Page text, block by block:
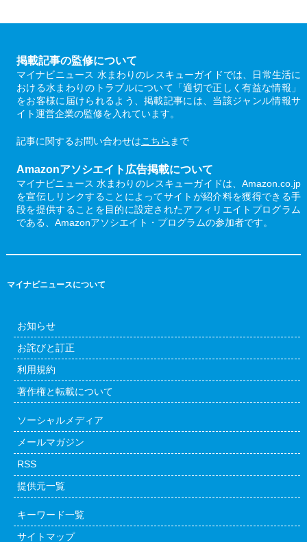
掲載記事の監修について
マイナビニュース 水まわりのレスキューガイドでは、日常生活に
おける水まわりのトラブルについて「適切で正しく有益な情報」
をお客様に届けられるよう、掲載記事には、当該ジャンル情報サ
イト運営企業の監修を入れています。
記事に関するお問い合わせはこちら まで
Amazonアソシエイト広告掲載について
マイナビニュース 水まわりのレスキューガイドは、Amazon.co.jp
を宣伝しリンクすることによってサイトが紹介料を獲得できる手
段を提供することを目的に設定されたアフィリエイトプログラム
である、Amazonアソシエイト・プログラムの参加者です。
マイナビニュースについて
お知らせ
お詫びと訂正
利用規約
著作権と転載について
ソーシャルメディア
メールマガジン
RSS
提供元一覧
キーワード一覧
サイトマップ